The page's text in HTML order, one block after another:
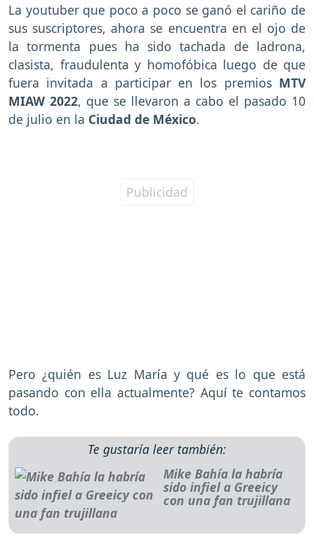
La youtuber que poco a poco se ganó el cariño de
sus suscriptores, ahora se encuentra en el ojo de
la tormenta pues ha sido tachada de ladrona,
clasista, fraudulenta y homofóbica luego de que
fuera invitada a participar en los premios MTV
MIAW 2022, que se llevaron a cabo el pasado 10
de julio en la Ciudad de México.
Pero ¿quién es Luz María y qué es lo que está
pasando con ella actualmente? Aquí te contamos
todo.
Te gustaría leer también:
Mike Bahía la habría
sido infiel a Greeicy
con una fan trujillana